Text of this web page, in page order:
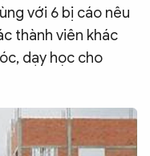
với 6 bị cáo nêu
thành viên khác
dạy học cho